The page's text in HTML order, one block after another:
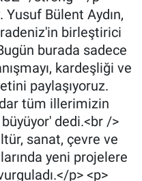
Yusuf Bülent Aydın,
birleştirici
burada sadece
kardeşliği ve
paylaşıyoruz.
tüm illerimizin
dedi.<br />
sanat, çevre ve
yeni projelere
p> <p>